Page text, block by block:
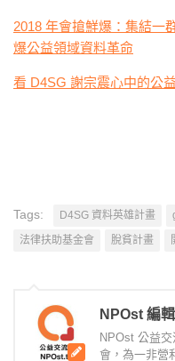
2018 年會搶鮮爆：集結一
爆公益領域資料革命
看 D4SG 謝宗震心中的公
Tags: D4SG 資料英雄計畫
法律扶助基金會
脫貧計畫
NPOst 編
NPOst 公益
會，為一非營